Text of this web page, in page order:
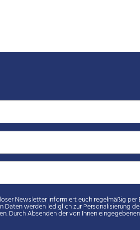
euch regelmäßig per E-Mail über Neuigkeiten rund um euren Spielverein. Eure
des Newsletters verwendet und nicht an Dritte